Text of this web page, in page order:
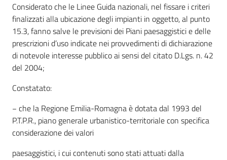
Considerato che le Linee Guida nazionali, nel fissare i criteri
finalizzati alla ubicazione degli impianti in oggetto, al punto
15.3, fanno salve le previsioni dei Piani paesaggistici e delle
prescrizioni d’uso indicate nei provvedimenti di dichiarazione
di notevole interesse pubblico ai sensi del citato D.Lgs. n. 42
del 2004;
Constatato:
− che la Regione Emilia-Romagna è dotata dal 1993 del
P.T.P.R., piano generale urbanistico-territoriale con specifica
considerazione dei valori
paesaggistici, i cui contenuti sono stati attuati dalla